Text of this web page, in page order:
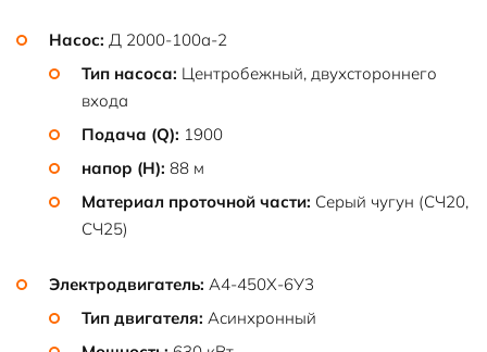
Насос: Д 2000-100а-2
Тип насоса: Центробежный, двухстороннего
входа
Подача (Q): 1900
напор (H): 88 м
Материал проточной части: Серый чугун (СЧ20,
СЧ25)
Электродвигатель: А4-450Х-6У3
Тип двигателя: Асинхронный